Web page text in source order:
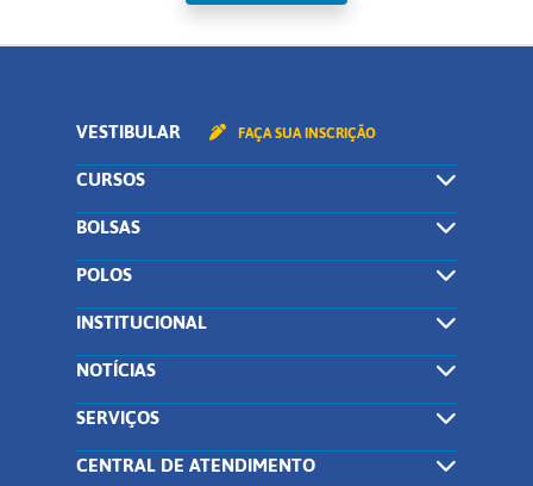
VESTIBULAR FAÇA SUA INSCRIÇÃO
CURSOS
BOLSAS
POLOS
INSTITUCIONAL
NOTÍCIAS
SERVIÇOS
CENTRAL DE ATENDIMENTO